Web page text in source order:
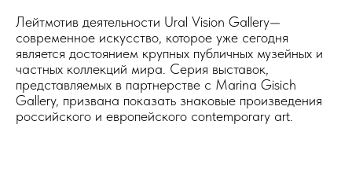
Лейтмотив деятельности Ural Vision Gallery—
современное искусство, которое уже сегодня
является достоянием крупных публичных музейных и
частных коллекций мира. Серия выставок,
представляемых в партнерстве с Marina Gisich
Gallery, призвана показать знаковые произведения
российского и европейского contemporary art.